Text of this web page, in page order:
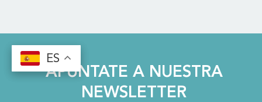
APÚNTATE A NUESTRA
NEWSLETTER
ES
ES